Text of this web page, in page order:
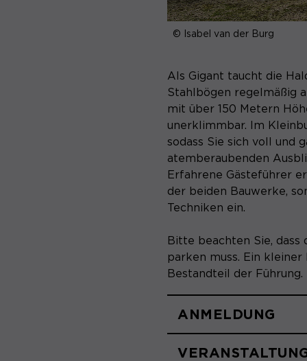
© Isabel van der Burg
Als Gigant taucht die
Stahlbögen regelmäßig
mit über 150 Metern
unerklimmbar. Im
sodass Sie sich voll und
atemberaubenden
Erfahrene Gästeführer
der beiden Bauwerke,
Techniken ein.
Bitte beachten Sie,
parken muss. Ein
Bestandteil der Führung.
ANMELDUNG